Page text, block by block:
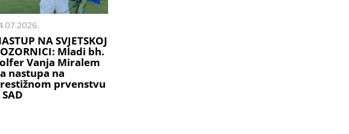
NA SVJETSKOJ
Mladi bh.
Vanja Miralem
nastupa na
prvenstvu